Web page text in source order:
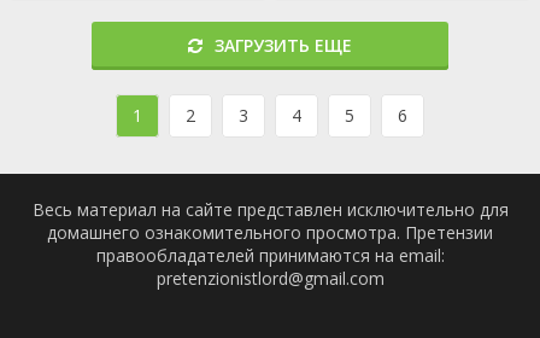
ЗАГРУЗИТЬ ЕЩЕ
1 2 3 4 5 6
Весь материал на сайте представлен исключительно для
домашнего ознакомительного просмотра. Претензии
правообладателей принимаются на email:
pretenzionistlord@gmail.com